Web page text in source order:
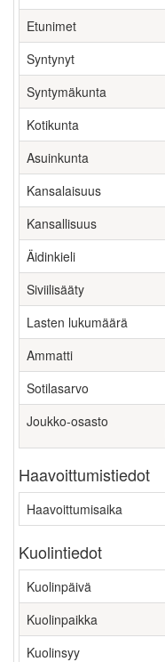
Etunimet
Syntynyt
Syntymäkunta
Kotikunta
Asuinkunta
Kansalaisuus
Kansallisuus
Äidinkieli
Siviilisääty
Lasten lukumäärä
Ammatti
Sotilasarvo
Joukko-osasto
Haavoittumistiedot
Haavoittumisaika
Kuolintiedot
Kuolinpäivä
Kuolinpaikka
Kuolinsyy